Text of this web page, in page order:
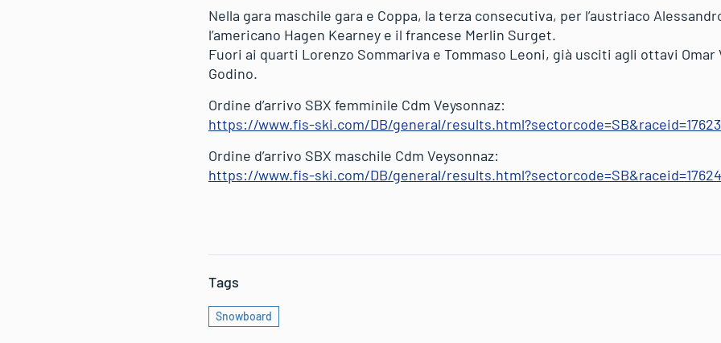
Nella gara maschile gara e Coppa, la terza consecutiva, per l’austriaco
l’americano Hagen Kearney e il francese Merlin Surget.
Fuori ai quarti Lorenzo Sommariva e Tommaso Leoni, già usciti agli ottavi
Godino.
Ordine d’arrivo SBX femminile Cdm Veysonnaz:
https://www.fis-ski.com/DB/general/results.html?sectorcode=SB&raceid=17623
Ordine d’arrivo SBX maschile Cdm Veysonnaz:
https://www.fis-ski.com/DB/general/results.html?sectorcode=SB&raceid=17624
Tags
Snowboard